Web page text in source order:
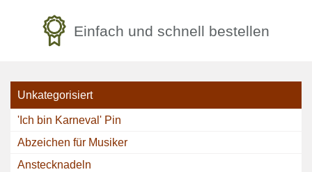
Einfach und schnell bestellen
Unkategorisiert
'Ich bin Karneval' Pin
Abzeichen für Musiker
Anstecknadeln